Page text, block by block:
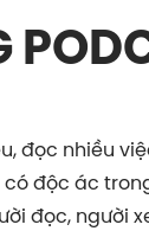
đọc nhiều
độc ác
đọc, người